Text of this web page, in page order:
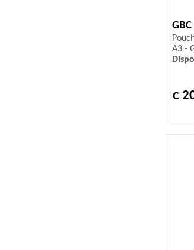
A3 -
€